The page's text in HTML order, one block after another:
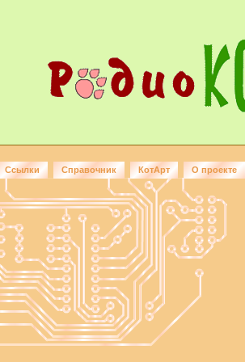
Ссылки Справочник КотАрт О проекте